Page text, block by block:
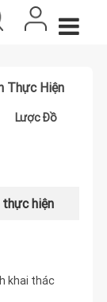
Thực Hiện
Lược Đồ
hiện
khai thác